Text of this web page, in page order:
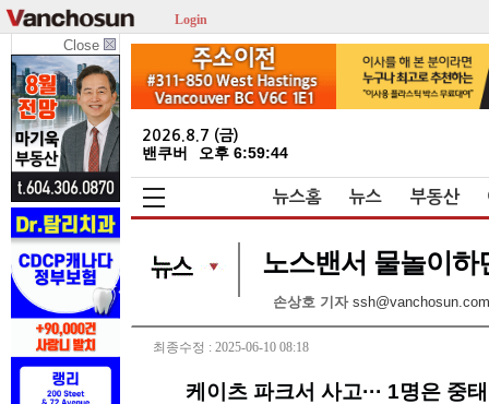
Login
Close
2026.8.7 (금)
밴쿠버 오후 6:59:45
뉴스홈 뉴스 부동산
노스밴서 물놀이하
손상호 기자 ssh@vanchosun.com
최종수정 : 2025-06-10 08:18
케이츠 파크서 사고··· 1명은 중태